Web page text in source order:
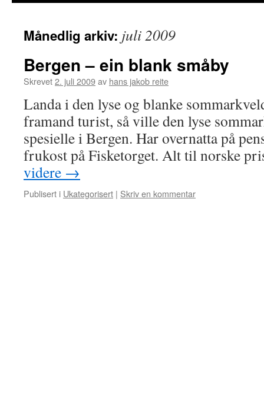
innhold
Månedlig arkiv: juli 2009
Bergen – ein blank småby
Skrevet2. juli 2009av hans jakob reite
Landa i den lyse og blanke
framand turist, så ville den lyse
spesielle i Bergen. Har overnatta på
frukost på Fisketorget. Alt til norske
videre →
Publisert i Ukategorisert | Skriv en kommentar